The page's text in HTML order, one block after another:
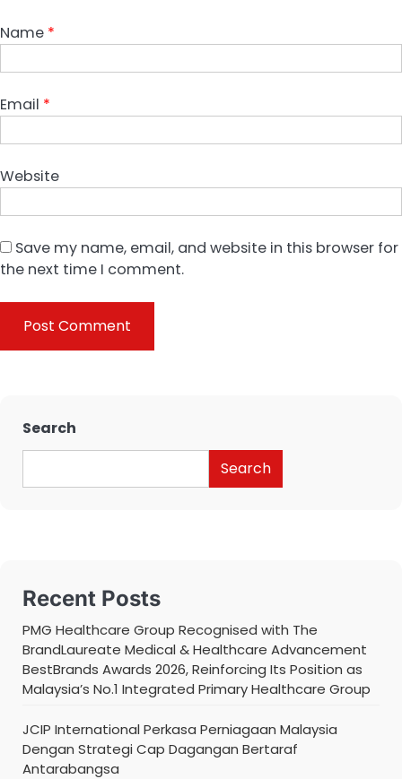
Name *
Email *
Website
Save my name, email, and website in this browser for
the next time I comment.
Search
Search
Recent Posts
PMG Healthcare Group Recognised with The
BrandLaureate Medical & Healthcare Advancement
BestBrands Awards 2026, Reinforcing Its Position as
Malaysia’s No.1 Integrated Primary Healthcare Group
JCIP International Perkasa Perniagaan Malaysia
Dengan Strategi Cap Dagangan Bertaraf
Antarabangsa